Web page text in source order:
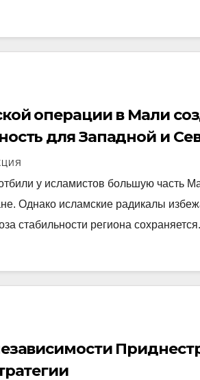
операции в Мали
для Западной и
у исламистов большую часть
Однако исламские радикалы
стабильности региона сохраняется.